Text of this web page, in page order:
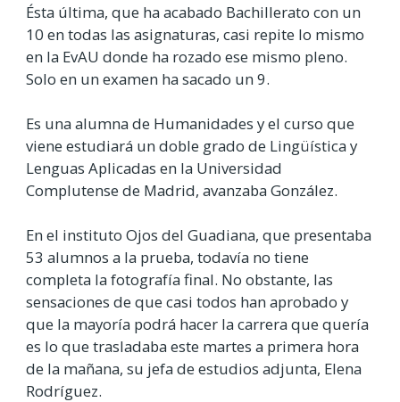
Ésta última, que ha acabado Bachillerato con un
10 en todas las asignaturas, casi repite lo mismo
en la EvAU donde ha rozado ese mismo pleno.
Solo en un examen ha sacado un 9.
Es una alumna de Humanidades y el curso que
viene estudiará un doble grado de Lingüística y
Lenguas Aplicadas en la Universidad
Complutense de Madrid, avanzaba González.
En el instituto Ojos del Guadiana, que presentaba
53 alumnos a la prueba, todavía no tiene
completa la fotografía final. No obstante, las
sensaciones de que casi todos han aprobado y
que la mayoría podrá hacer la carrera que quería
es lo que trasladaba este martes a primera hora
de la mañana, su jefa de estudios adjunta, Elena
Rodríguez.